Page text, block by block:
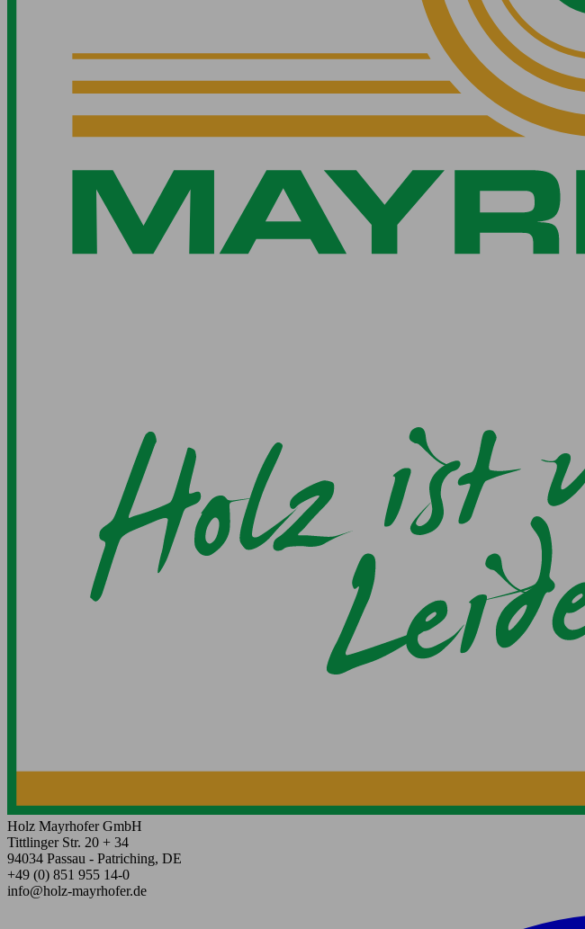
Holz Mayrhofer GmbH
Tittlinger Str. 20 + 34
94034 Passau - Patriching, DE
+49 (0) 851 955 14-0
info@holz-mayrhofer.de